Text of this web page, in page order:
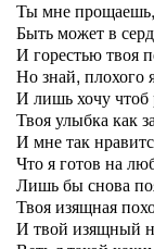
Ты мне
Быть может в
И горестью твоя
Но знай, плохого
И лишь хочу чтоб
Твоя улыбка как
И мне так
Что я готов на
Лишь бы снова
Твоя изящная
И твой изящный